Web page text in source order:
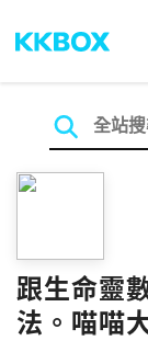
跟生命靈
法。喵喵